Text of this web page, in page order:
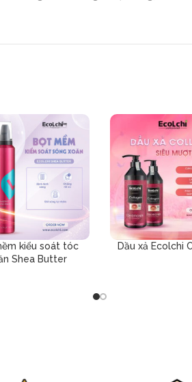
kiểu soát tóc
Shea Butter
Dầu xả Ecolchi